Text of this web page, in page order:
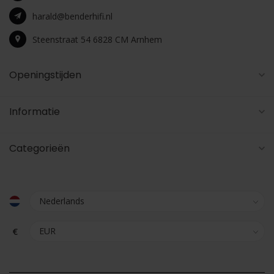
harald@benderhifi.nl
Steenstraat 54 6828 CM Arnhem
Openingstijden
Informatie
Categorieën
€